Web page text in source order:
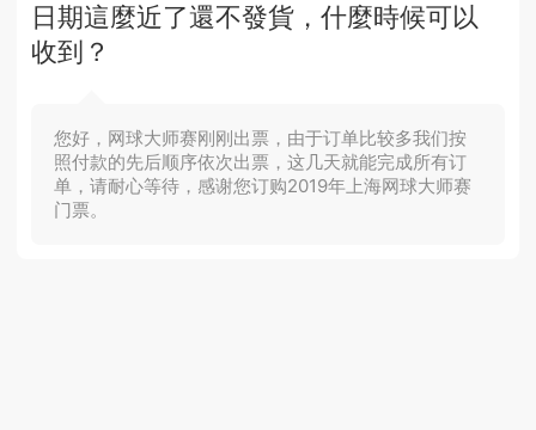
日期這麼近了還不發貨，什麼時候可以
收到？
您好，网球大师赛刚刚出票，由于订单比较多我们按
照付款的先后顺序依次出票，这几天就能完成所有订
单，请耐心等待，感谢您订购2019年上海网球大师赛
门票。